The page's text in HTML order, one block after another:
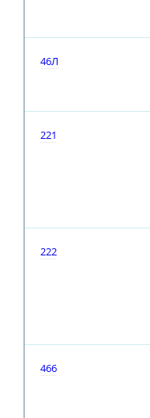
46Л
221
222
466